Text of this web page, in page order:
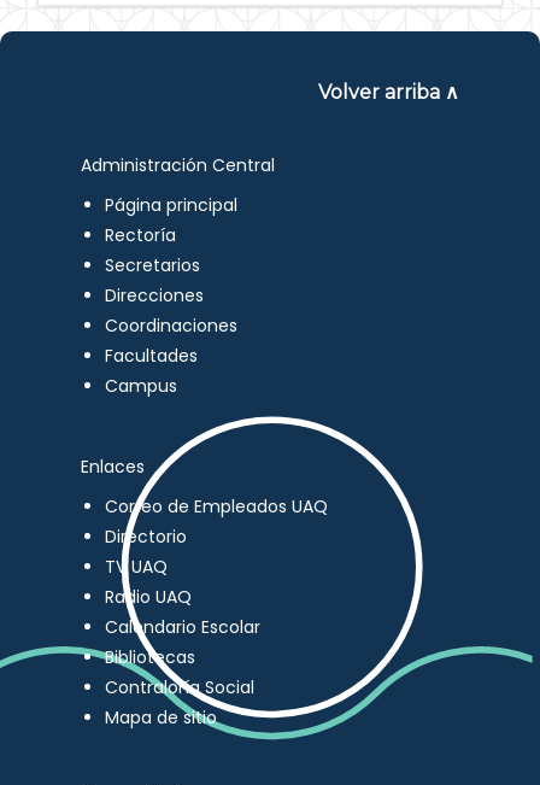
Volver arriba ∧
Administración Central
Página principal
Rectoría
Secretarios
Direcciones
Coordinaciones
Facultades
Campus
Enlaces
Correo de Empleados UAQ
Directorio
TV UAQ
Radio UAQ
Calendario Escolar
Bibliotecas
Contraloría Social
Mapa de sitio